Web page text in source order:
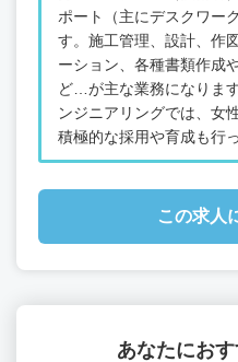
ポート（主にデスクワー
す。施工管理、設計、作
ーション、各種書類作成
ど…が主な業務になりま
ンジニアリングでは、女
積極的な採用や育成も行
この求人
あなたにお